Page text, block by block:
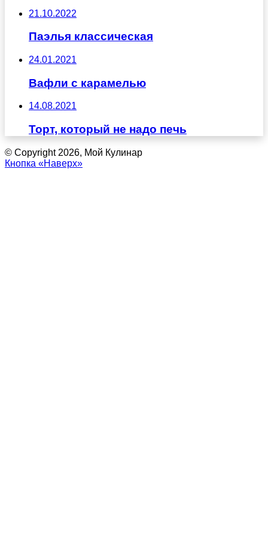
21.10.2022
Паэлья классическая
24.01.2021
Вафли с карамелью
14.08.2021
Торт, который не надо печь
© Copyright 2026, Мой Кулинар
Кнопка «Наверх»